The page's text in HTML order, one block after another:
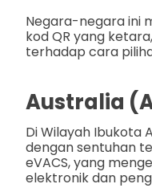
Negara-negara ini
kod QR yang
terhadap cara
Australia
Di Wilayah Ibukota
dengan sentuhan
eVACS, yang
elektronik dan